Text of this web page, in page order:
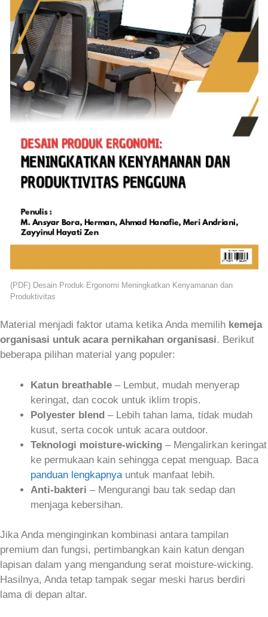
(PDF) Desain Produk Ergonomi Meningkatkan Kenyamanan dan
Produktivitas
Material menjadi faktor utama ketika Anda memilih kemeja
organisasi untuk acara pernikahan organisasi. Berikut
beberapa pilihan material yang populer:
Katun breathable – Lembut, mudah menyerap
keringat, dan cocok untuk iklim tropis.
Polyester blend – Lebih tahan lama, tidak mudah
kusut, serta cocok untuk acara outdoor.
Teknologi moisture-wicking – Mengalirkan keringat
ke permukaan kain sehingga cepat menguap. Baca
panduan lengkapnya untuk manfaat lebih.
Anti‑bakteri – Mengurangi bau tak sedap dan
menjaga kebersihan.
Jika Anda menginginkan kombinasi antara tampilan
premium dan fungsi, pertimbangkan kain katun dengan
lapisan dalam yang mengandung serat moisture-wicking.
Hasilnya, Anda tetap tampak segar meski harus berdiri
lama di depan altar.